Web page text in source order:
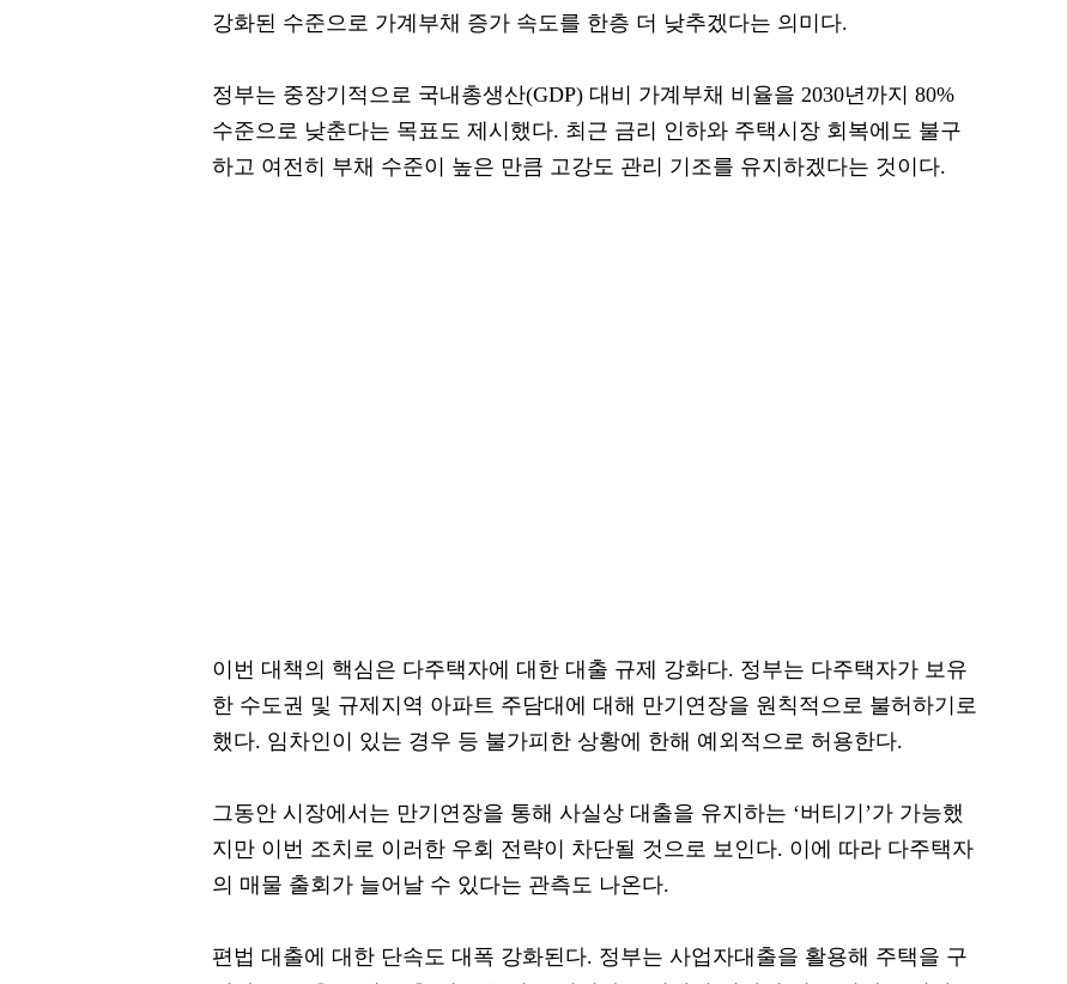
강화된 수준으로 가계부채 증가 속도를 한층 더 낮추겠다는 의미다.
정부는 중장기적으로 국내총생산(GDP) 대비 가계부채 비율을 2030년까지 80%
수준으로 낮춘다는 목표도 제시했다. 최근 금리 인하와 주택시장 회복에도 불구
하고 여전히 부채 수준이 높은 만큼 고강도 관리 기조를 유지하겠다는 것이다.
이번 대책의 핵심은 다주택자에 대한 대출 규제 강화다. 정부는 다주택자가 보유
한 수도권 및 규제지역 아파트 주담대에 대해 만기연장을 원칙적으로 불허하기로
했다. 임차인이 있는 경우 등 불가피한 상황에 한해 예외적으로 허용한다.
그동안 시장에서는 만기연장을 통해 사실상 대출을 유지하는 ‘버티기’가 가능했
지만 이번 조치로 이러한 우회 전략이 차단될 것으로 보인다. 이에 따라 다주택자
의 매물 출회가 늘어날 수 있다는 관측도 나온다.
편법 대출에 대한 단속도 대폭 강화된다. 정부는 사업자대출을 활용해 주택을 구